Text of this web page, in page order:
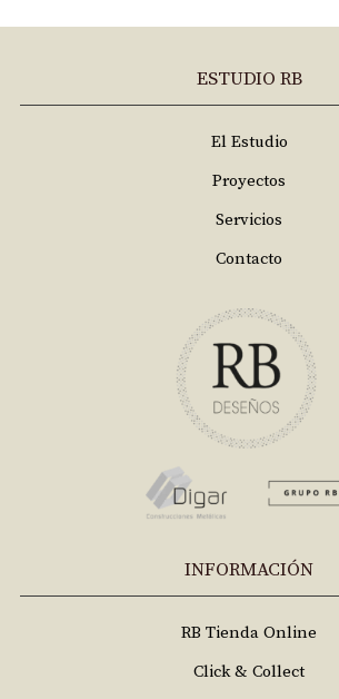
ESTUDIO RB
El Estudio
Proyectos
Servicios
Contacto
INFORMACIÓN
RB Tienda Online
Click & Collect